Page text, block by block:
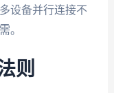
设备并行连接不
。
则